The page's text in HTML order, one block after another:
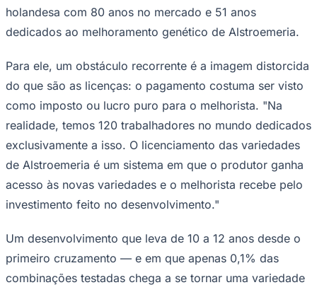
holandesa com 80 anos no mercado e 51 anos
dedicados ao melhoramento genético de Alstroemeria.
Para ele, um obstáculo recorrente é a imagem distorcida
do que são as licenças: o pagamento costuma ser visto
como imposto ou lucro puro para o melhorista. "Na
realidade, temos 120 trabalhadores no mundo dedicados
exclusivamente a isso. O licenciamento das variedades
de Alstroemeria é um sistema em que o produtor ganha
acesso às novas variedades e o melhorista recebe pelo
investimento feito no desenvolvimento."
Um desenvolvimento que leva de 10 a 12 anos desde o
primeiro cruzamento — e em que apenas 0,1% das
combinações testadas chega a se tornar uma variedade